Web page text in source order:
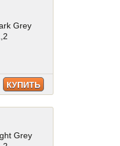
Grey
КУПИТЬ
Grey